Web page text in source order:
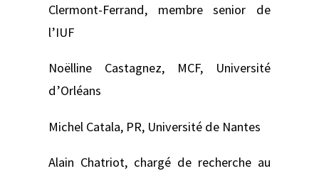
Clermont-Ferrand, membre senior de
l’IUF
Noëlline Castagnez, MCF, Université
d’Orléans
Michel Catala, PR, Université de Nantes
Alain Chatriot, chargé de recherche au